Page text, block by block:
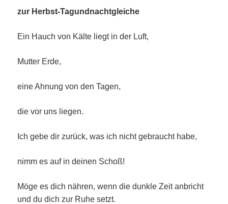
zur Herbst-Tagundnachtgleiche
Ein Hauch von Kälte liegt in der Luft,
Mutter Erde,
eine Ahnung von den Tagen,
die vor uns liegen.
Ich gebe dir zurück, was ich nicht gebraucht habe,
nimm es auf in deinen Schoß!
Möge es dich nähren, wenn die dunkle Zeit anbricht
und du dich zur Ruhe setzt.